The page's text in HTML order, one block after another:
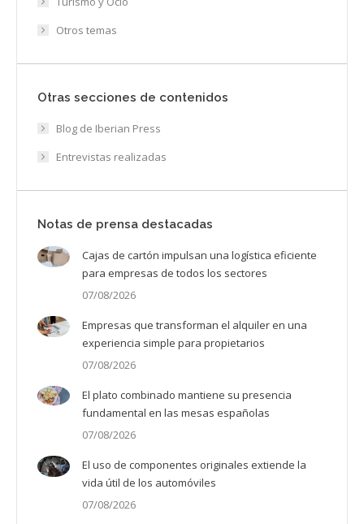
Otros temas
Otras secciones de contenidos
Blog de Iberian Press
Entrevistas realizadas
Notas de prensa destacadas
Cajas de cartón impulsan una logística eficiente
para empresas de todos los sectores
07/08/2026
Empresas que transforman el alquiler en una
experiencia simple para propietarios
07/08/2026
El plato combinado mantiene su presencia
fundamental en las mesas españolas
07/08/2026
El uso de componentes originales extiende la
vida útil de los automóviles
07/08/2026